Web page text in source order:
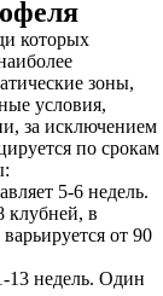
которых
зоны,
условия,
за исключением
по срокам
5-6 недель.
клубней, в
от 90
13 недель. Один